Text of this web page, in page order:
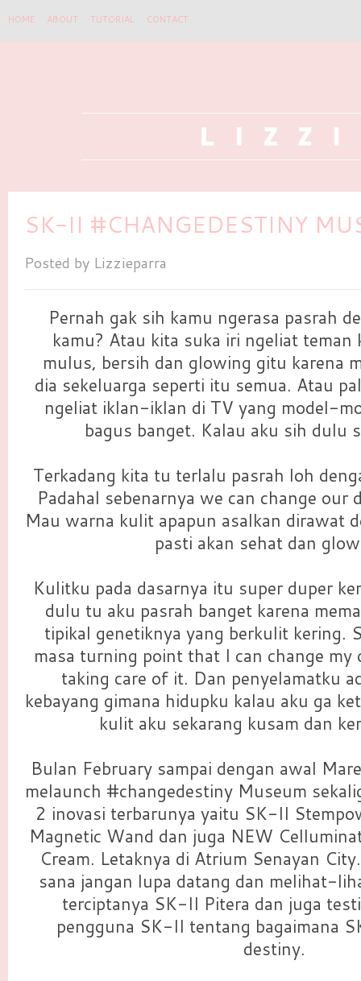
HOME ABOUT TUTORIAL CONTACT
SK-II #CHANGEDESTINY
Posted by Lizzieparra
Pernah gak sih kamu ngerasa pasrah
kamu? Atau kita suka iri ngeliat
mulus, bersih dan glowing gitu karena
dia sekeluarga seperti itu semua. Atau
ngeliat iklan-iklan di TV yang model-
bagus banget. Kalau aku sih dulu
Terkadang kita tu terlalu pasrah loh
Padahal sebenarnya we can change
Mau warna kulit apapun asalkan dirawat
pasti akan sehat dan
Kulitku pada dasarnya itu super duper
dulu tu aku pasrah banget karena
tipikal genetiknya yang berkulit kering.
masa turning point that I can change
taking care of it. Dan penyelamatku
kebayang gimana hidupku kalau aku ga
kulit aku sekarang kusam dan
Bulan February sampai dengan awal
melaunch #changedestiny Museum
2 inovasi terbarunya yaitu SK-II
Magnetic Wand dan juga NEW
Cream. Letaknya di Atrium Senayan
sana jangan lupa datang dan melihat-
terciptanya SK-II Pitera dan juga
pengguna SK-II tentang bagaimana
destiny.